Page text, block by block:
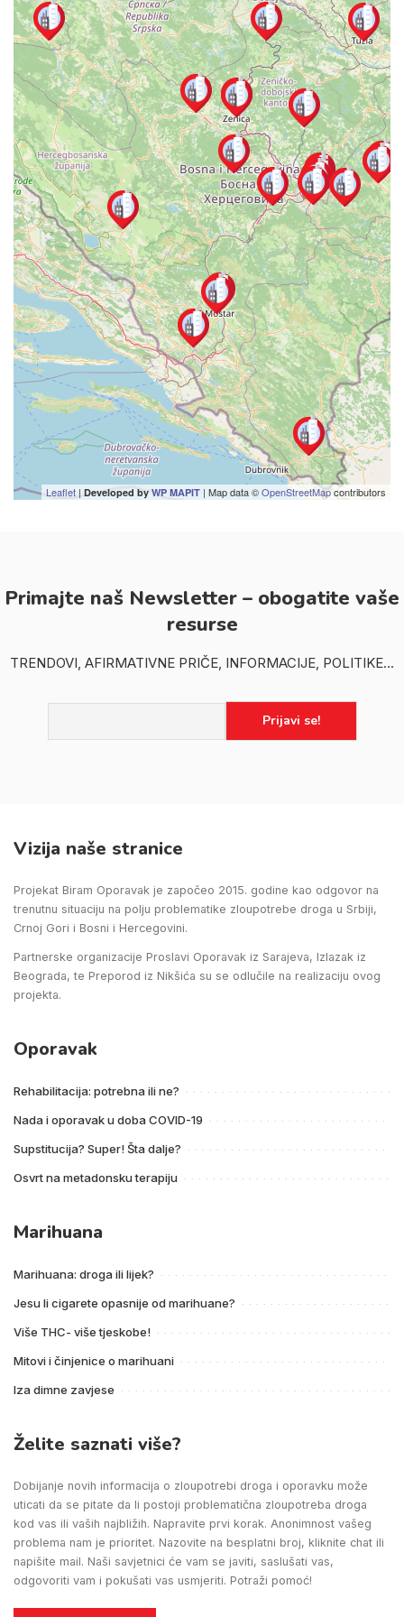
Leaflet | Developed by WP MAPIT | Map data ©OpenStreetMapcontributors
Primajte naš Newsletter – obogatite vaše
resurse
TRENDOVI, AFIRMATIVNE PRIČE, INFORMACIJE, POLITIKE...
Vizija naše stranice
Projekat Biram Oporavak je započeo 2015. godine kao odgovor na
trenutnu situaciju na polju problematike zloupotrebe droga u Srbiji,
Crnoj Gori i Bosni i Hercegovini.
Partnerske organizacije Proslavi Oporavak iz Sarajeva, Izlazak iz
Beograda, te Preporod iz Nikšića su se odlučile na realizaciju ovog
projekta.
Oporavak
Rehabilitacija: potrebna ili ne?
Nada i oporavak u doba COVID-19
Supstitucija? Super! Šta dalje?
Osvrt na metadonsku terapiju
Marihuana
Marihuana: droga ili lijek?
Jesu li cigarete opasnije od marihuane?
Više THC- više tjeskobe!
Mitovi i činjenice o marihuani
Iza dimne zavjese
Želite saznati više?
Dobijanje novih informacija o zloupotrebi droga i oporavku može
uticati da se pitate da li postoji problematična zloupotreba droga
kod vas ili vaših najbližih. Napravite prvi korak. Anonimnost vašeg
problema nam je prioritet. Nazovite na besplatni broj, kliknite chat ili
napišite mail. Naši savjetnici će vam se javiti, saslušati vas,
odgovoriti vam i pokušati vas usmjeriti. Potraži pomoć!